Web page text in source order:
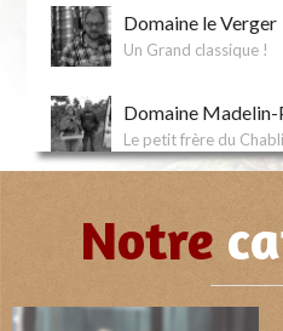
Domaine le Verger
Un Grand classique !
Domaine
Le petit frère du
Aux pieds des roches
Domaine Patrick
Petite pépite de la
Notre